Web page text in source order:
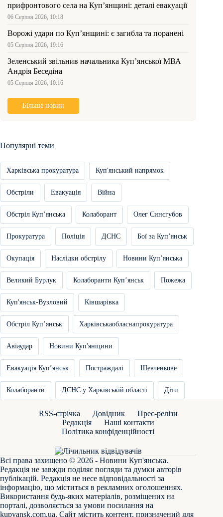
прифронтового села на Куп’янщині: деталі евакуації
06 Серпня 2026, 10:18
Ворожі удари по Куп’янщині: є загибла та поранені
05 Серпня 2026, 19:16
Зеленський звільнив начальника Купʼянської МВА
Андрія Беседіна
05 Серпня 2026, 10:16
Більше новин
Популярні теми
Харківська прокуратура Куп'янський напрямок
Обстріли Евакуація Війна
Обстріл Купʼянська Колаборант Олег Синєгубов
Прокуратура Поліція ДСНС Бої за Купʼянськ
Окупація Наслідки обстрілу Новини Купʼянська
Великий Бурлук Колаборанти Купʼянськ Пожежа
Куп'янськ-Вузловий Ківшарівка
Обстріл Купʼянськ Харківськаобласнапрокуратура
Авіаудар Новини Куп'янщини
Евакуація Купʼянськ Постраждалі Шевченкове
Колаборанти ДСНС у Харківській області Діти
RSS-стрічка Довідник
Прес-релізи
Редакція
Наші контакти
Політика конфіденційності
Всі права захищено © 2026 - Новини Куп'янська.
Редакція не завжди поділяє погляди та думки авторів
публікацій. Редакція не несе відповідальності за
інформацію, що міститься в рекламних оголошеннях.
Використання будь-яких матеріалів, розміщених на
порталі, дозволяється за умови посилання на
kupyansk.com.ua. Сайт містить контент, призначений для